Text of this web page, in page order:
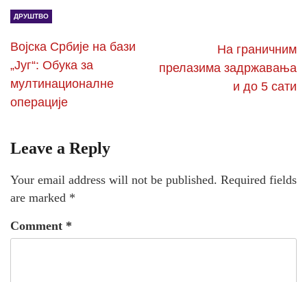
ДРУШТВО
Војска Србије на бази
„Југ“: Обука за
мултинационалне
операције
На граничним
прелазима задржавања
и до 5 сати
Leave a Reply
Your email address will not be published. Required fields
are marked *
Comment *